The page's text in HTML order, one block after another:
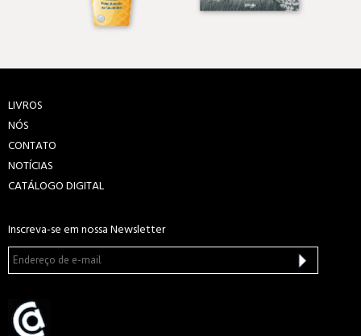
LIVROS
NÓS
CONTATO
NOTÍCIAS
CATÁLOGO DIGITAL
Inscreva-se em nossa Newsletter